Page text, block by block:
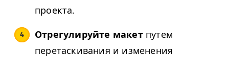
проекта.
Отрегулируйте макет путем
перетаскивания и изменения